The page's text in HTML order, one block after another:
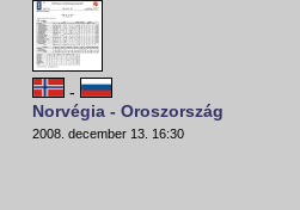
-
Norvégia - Oroszország
2008. december 13. 16:30